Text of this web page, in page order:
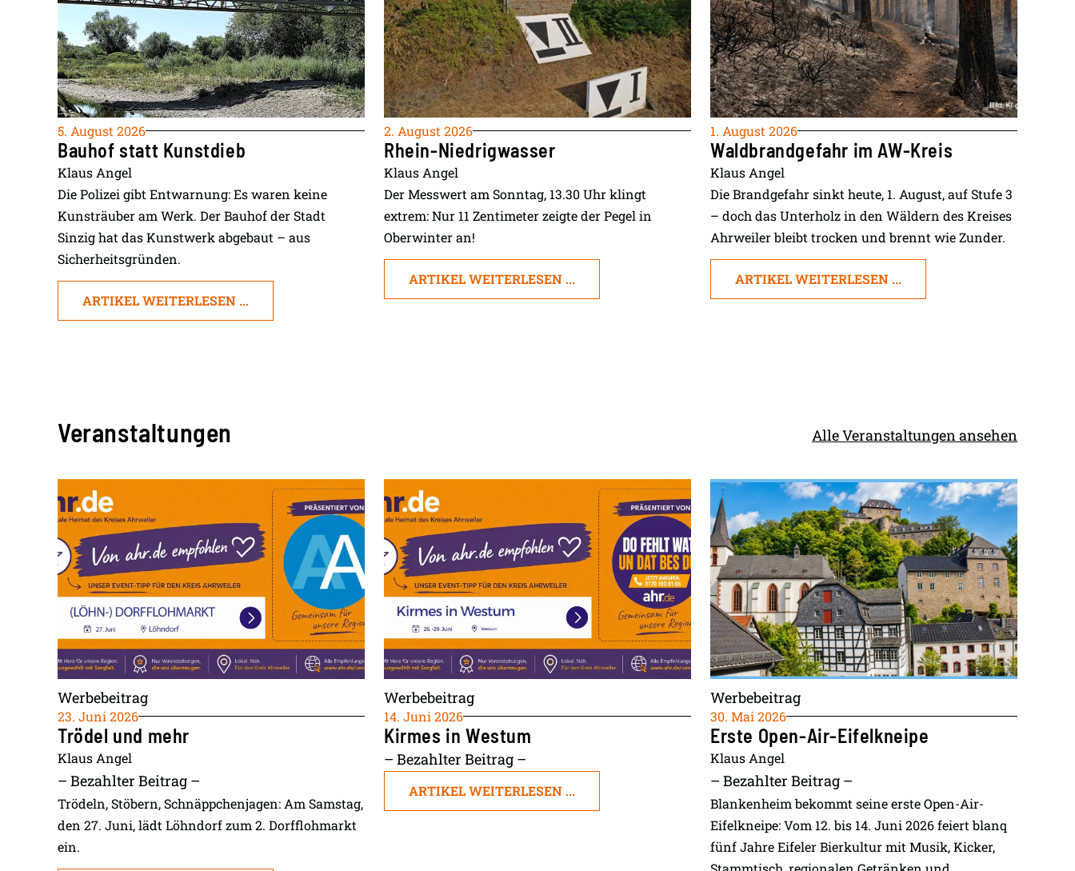
5. August 2026
Bauhof statt Kunstdieb
Klaus Angel
Die Polizei gibt Entwarnung: Es waren keine
Kunsträuber am Werk. Der Bauhof der Stadt
Sinzig hat das Kunstwerk abgebaut – aus
Sicherheitsgründen.
ARTIKEL WEITERLESEN ...
2. August 2026
Rhein-Niedrigwasser
Klaus Angel
Der Messwert am Sonntag, 13.30 Uhr klingt
extrem: Nur 11 Zentimeter zeigte der Pegel in
Oberwinter an!
ARTIKEL WEITERLESEN ...
1. August 2026
Waldbrandgefahr im AW-Kreis
Klaus Angel
Die Brandgefahr sinkt heute, 1. August, auf Stufe 3
– doch das Unterholz in den Wäldern des Kreises
Ahrweiler bleibt trocken und brennt wie Zunder.
ARTIKEL WEITERLESEN ...
Veranstaltungen Alle Veranstaltungen ansehen
Werbebeitrag
23. Juni 2026
Trödel und mehr
Klaus Angel
– Bezahlter Beitrag –
Trödeln, Stöbern, Schnäppchenjagen: Am Samstag,
den 27. Juni, lädt Löhndorf zum 2. Dorfflohmarkt
ein.
Werbebeitrag
14. Juni 2026
Kirmes in Westum
– Bezahlter Beitrag –
ARTIKEL WEITERLESEN ...
Werbebeitrag
30. Mai 2026
Erste Open-Air-Eifelkneipe
Klaus Angel
– Bezahlter Beitrag –
Blankenheim bekommt seine erste Open-Air-
Eifelkneipe: Vom 12. bis 14. Juni 2026 feiert blanq
fünf Jahre Eifeler Bierkultur mit Musik, Kicker,